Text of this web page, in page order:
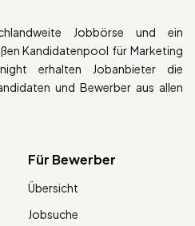
Jobbörse und ein
Kandidatenpool für Marketing
erhalten Jobanbieter die
und Bewerber aus allen
Für Bewerber
Übersicht
Jobsuche